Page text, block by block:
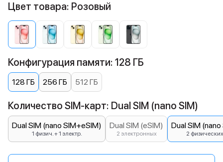
Цвет товара: Розовый
Конфигурация памяти: 128 ГБ
128 ГБ 256 ГБ 512 ГБ
Количество SIM-карт: Dual SIM (nano SIM)
Dual SIM (nano SIM+eSIM)
1 физич. + 1 электр.
Dual SIM (eSIM)
2 электронных
Dual SIM
2 физических